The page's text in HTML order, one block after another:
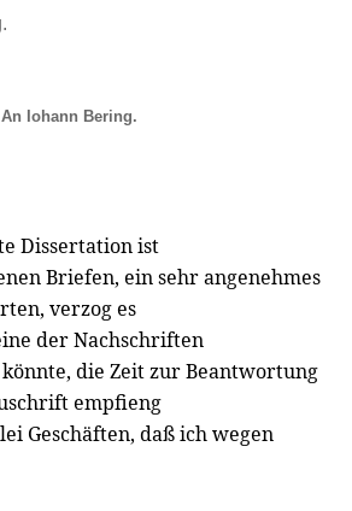
An Iohann Bering.
Dissertation ist
Briefen, ein sehr angenehmes
verzog es
der Nachschriften
die Zeit zur Beantwortung
empfieng
Geschäften, daß ich wegen